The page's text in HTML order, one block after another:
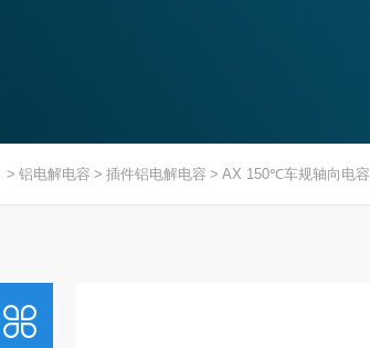
> 铝电解电容 > 插件铝电解电容 > AX 150℃车规轴向电容